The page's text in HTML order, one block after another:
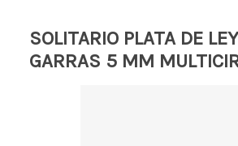
SOLITARIO PLATA DE
GARRAS 5 MM